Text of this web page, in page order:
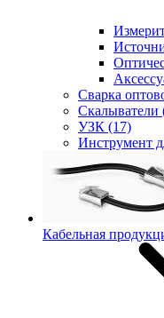
Сварка
Скалыватели
УЗК (17)
Инструмент
Кабельная